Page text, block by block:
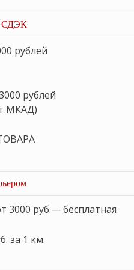
СДЭК
рублей
рублей
МКАД)
3000 руб.— бесплатная
за 1 км.